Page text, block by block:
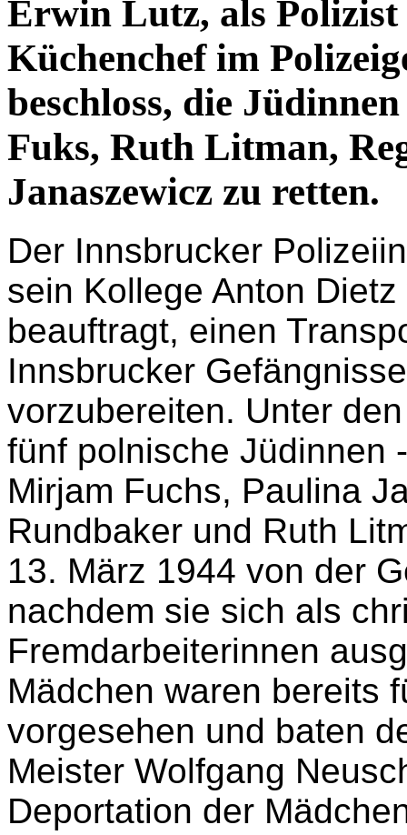
Der Polizist, der
Erwin Lutz, als Polizist
Küchenchef im
Fuks, Ruth Litman,
Janaszewicz zu retten.
Der Innsbrucker
sein Kollege Anton
beauftragt, einen
Innsbrucker
vorzubereiten. Unter
fünf polnische Jüdinnen
Mirjam Fuchs, Paulina
Rundbaker und Ruth
13. März 1944 von der
nachdem sie sich als
Fremdarbeiterinnen
Mädchen waren bereits